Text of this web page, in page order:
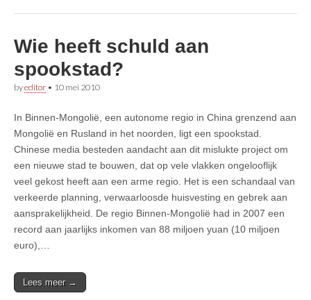
Wie heeft schuld aan
spookstad?
byeditor • 10 mei 2010
In Binnen-Mongolië, een autonome regio in China grenzend aan
Mongolië en Rusland in het noorden, ligt een spookstad.
Chinese media besteden aandacht aan dit mislukte project om
een nieuwe stad te bouwen, dat op vele vlakken ongelooflijk
veel gekost heeft aan een arme regio. Het is een schandaal van
verkeerde planning, verwaarloosde huisvesting en gebrek aan
aansprakelijkheid. De regio Binnen-Mongolië had in 2007 een
record aan jaarlijks inkomen van 88 miljoen yuan (10 miljoen
euro),…
Lees meer →